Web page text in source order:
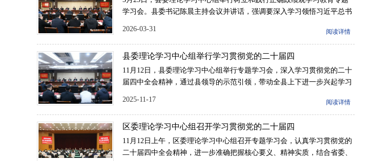
学习会。县委书记陈晨主持会议并讲话，强调要深入学习领悟习近平总书
2026-03-31 阅读详情
县委理论学习中心组举行学习贯彻党的二十届四
中全会精神专题学习会
11月12日，县委理论学习中心组举行专题学习会，深入学习贯彻党的二十
届四中全会精神，通过县领导的示范引领，带动全县上下进一步兴起学习
王欣东、朱良其、卢益民和县委理论学习中心组其他成员出席。王欣东、
林鼎、郑灵辉、姚峰、庄祎俐等县领导围绕学习贯彻四中全会精神作了交
流发言，其他县领导和县人民法院院长、县人民检察院检察长作书面交
流。
2025-11-17 阅读详情
区委理论学习中心组召开学习贯彻党的二十届四
中全会精神专题学习会
11月12日上午，区委理论学习中心组召开专题学习会，认真学习贯彻党的
二十届四中全会精神，进一步准确把握核心要义、精神实质，结合省委、